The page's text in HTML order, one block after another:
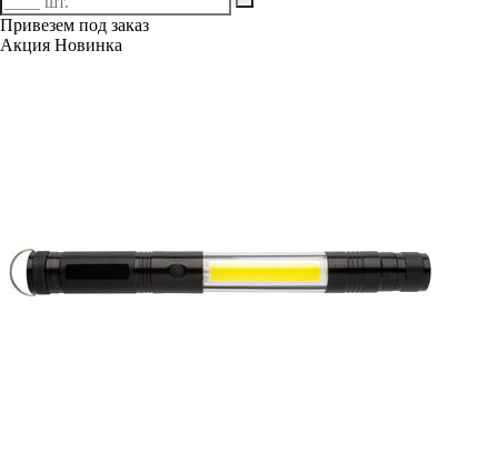
Привезем под заказ
Акция Новинка